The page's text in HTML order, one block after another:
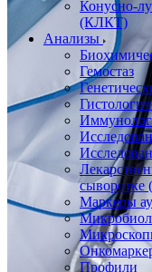
Конусно-
(КЛКТ)
Анализы
Гемостаз
сыворотке
Маркеры
Профили